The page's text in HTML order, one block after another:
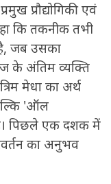
प्रौद्योगिकी एवं
कि तकनीक तभी
जब उसका
के अंतिम व्यक्ति
मेधा का अर्थ
'ऑल
पिछले एक दशक में
का अनुभव